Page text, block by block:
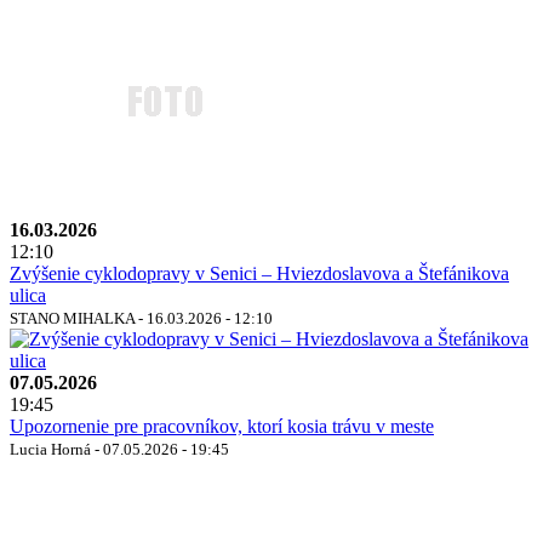
16.03.2026
12:10
Zvýšenie cyklodopravy v Senici – Hviezdoslavova a Štefánikova
ulica
STANO MIHALKA - 16.03.2026 - 12:10
07.05.2026
19:45
Upozornenie pre pracovníkov, ktorí kosia trávu v meste
Lucia Horná - 07.05.2026 - 19:45